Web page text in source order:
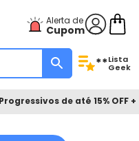
Alerta de
Cupom
**Lista
Geek
de até 15% OFF